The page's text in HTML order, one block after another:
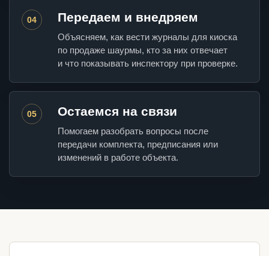
04 Передаем и внедряем
Объясняем, как вести журналы для киоска
по продаже шаурмы, кто за них отвечает
и что показывать инспектору при проверке.
05 Остаемся на связи
Помогаем разобрать вопросы после
передачи комплекта, предписания или
изменений в работе объекта.